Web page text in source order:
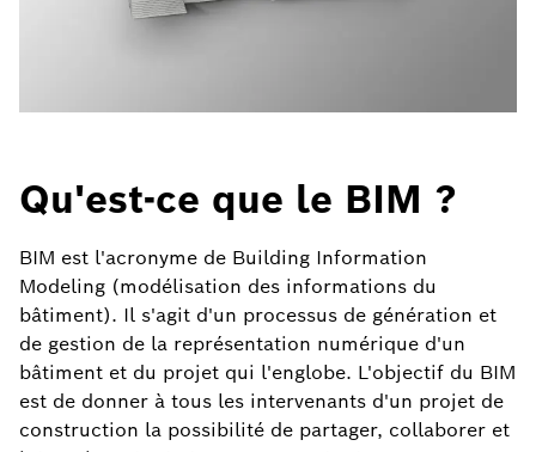
Qu'est-ce que le BIM ?
BIM est l'acronyme de Building Information
Modeling (modélisation des informations du
bâtiment). Il s'agit d'un processus de génération et
de gestion de la représentation numérique d'un
bâtiment et du projet qui l'englobe. L'objectif du BIM
est de donner à tous les intervenants d'un projet de
construction la possibilité de partager, collaborer et